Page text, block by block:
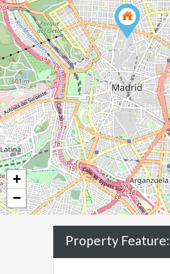
+
−
Property Feature: